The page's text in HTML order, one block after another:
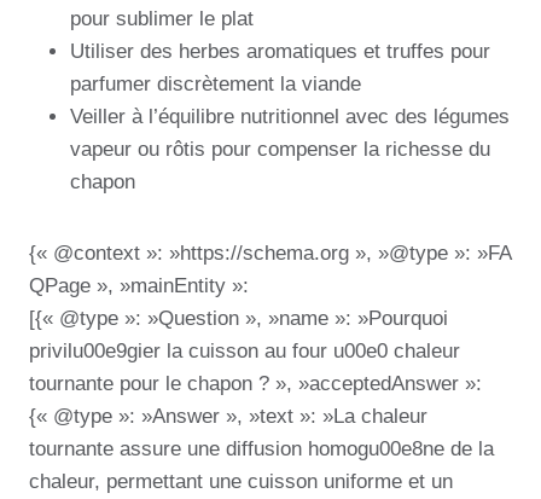
pour sublimer le plat
Utiliser des herbes aromatiques et truffes pour
parfumer discrètement la viande
Veiller à l’équilibre nutritionnel avec des légumes
vapeur ou rôtis pour compenser la richesse du
chapon
{« @context »: »https://schema.org », »@type »: »FA
QPage », »mainEntity »:
[{« @type »: »Question », »name »: »Pourquoi
privilu00e9gier la cuisson au four u00e0 chaleur
tournante pour le chapon ? », »acceptedAnswer »:
{« @type »: »Answer », »text »: »La chaleur
tournante assure une diffusion homogu00e8ne de la
chaleur, permettant une cuisson uniforme et un